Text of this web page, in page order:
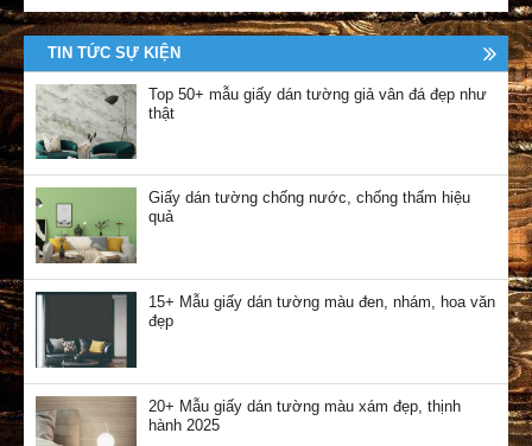
TIN TỨC SỰ KIỆN
Top 50+ mẫu giấy dán tường giả vân đá đẹp như
thật
Giấy dán tường chống nước, chống thấm hiệu
quả
15+ Mẫu giấy dán tường màu đen, nhám, hoa văn
đẹp
20+ Mẫu giấy dán tường màu xám đẹp, thịnh
hành 2025